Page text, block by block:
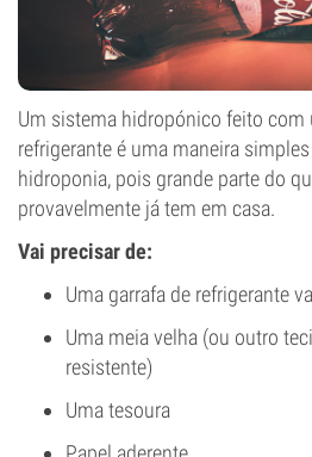
Um sistema hidropónico feito com
refrigerante é uma maneira
hidroponia, pois grande parte do
provavelmente já tem em casa.
Vai precisar de:
Uma garrafa de refrigerante
Uma meia velha (ou outro
resistente)
Uma tesoura